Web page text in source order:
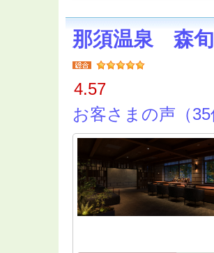
那須温泉 森旬
4.57
お客さまの声（